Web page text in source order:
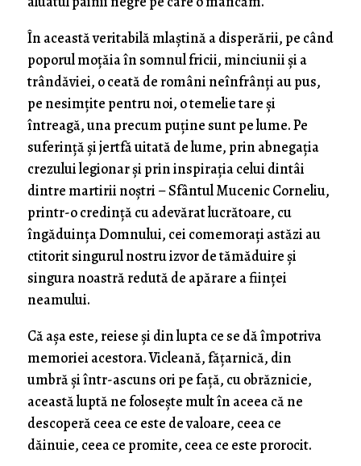
În această veritabilă mlaştină a disperării, pe când
poporul moţăia în somnul fricii, minciunii şi a
trândăviei, o ceată de români neînfrânţi au pus,
pe nesimţite pentru noi, o temelie tare şi
întreagă, una precum puţine sunt pe lume. Pe
suferinţă şi jertfă uitată de lume, prin abnegaţia
crezului legionar şi prin inspiraţia celui dintâi
dintre martirii noştri – Sfântul Mucenic Corneliu,
printr-o credinţă cu adevărat lucrătoare, cu
îngăduinţa Domnului, cei comemoraţi astăzi au
ctitorit singurul nostru izvor de tămăduire şi
singura noastră redută de apărare a fiinţei
neamului.
Că aşa este, reiese şi din lupta ce se dă împotriva
memoriei acestora. Vicleană, făţarnică, din
umbră şi într-ascuns ori pe faţă, cu obrăznicie,
această luptă ne foloseşte mult în aceea că ne
descoperă ceea ce este de valoare, ceea ce
dăinuie, ceea ce promite, ceea ce este prorocit.